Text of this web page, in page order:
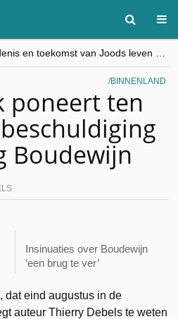
“Besnijdenisdebat toont hoe moeilijk seculiere Westen minderheden begrijpt”, Jinnih Beels (Vooruit)
CITYTRIP | ROEMENIË – Boekarest: de verrassing van Oost-Europa
BINNENLAND
poneert ten
Boudewijn
Insinuaties over Boudewijn
‘een brug te ver’
dat eind augustus in de
auteur Thierry Debels te weten